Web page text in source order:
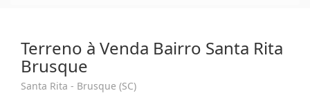
Terreno à Venda Bairro Santa Rita
Brusque
Santa Rita - Brusque (SC)